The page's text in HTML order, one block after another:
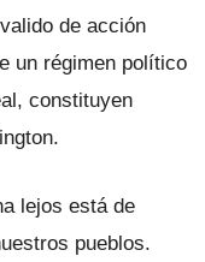
de acción
un régimen político
constituyen
lejos está de
pueblos.